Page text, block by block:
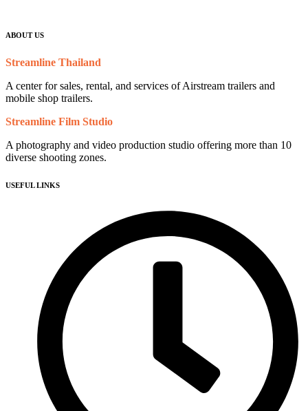
ABOUT US
Streamline Thailand
A center for sales, rental, and services of Airstream trailers and
mobile shop trailers.
Streamline Film Studio
A photography and video production studio offering more than 10
diverse shooting zones.
USEFUL LINKS